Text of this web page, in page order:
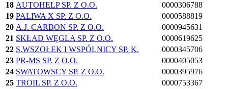
18 AUTOHELP SP. Z O.O.
0000306788
19 PALIWA X SP. Z O.O.
0000588819
20 A.J. CARBON SP. Z O.O.
0000945631
21 SKŁAD WĘGLA SP. Z O.O.
0000619625
22 S.WSZOŁEK I WSPÓLNICY SP. K.
0000345706
23 PR-MS SP. Z O.O.
0000405053
24 SWATOWSCY SP. Z O.O.
0000395976
25 TROIL SP. Z O.O. 0000753367